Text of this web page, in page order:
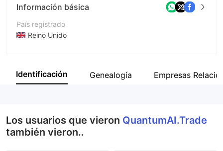
Información básica
País registrado
Reino Unido
Empresa
Identificación Genealogía Empresas
Los usuarios que vieron QuantumAI.Trade
también vieron..